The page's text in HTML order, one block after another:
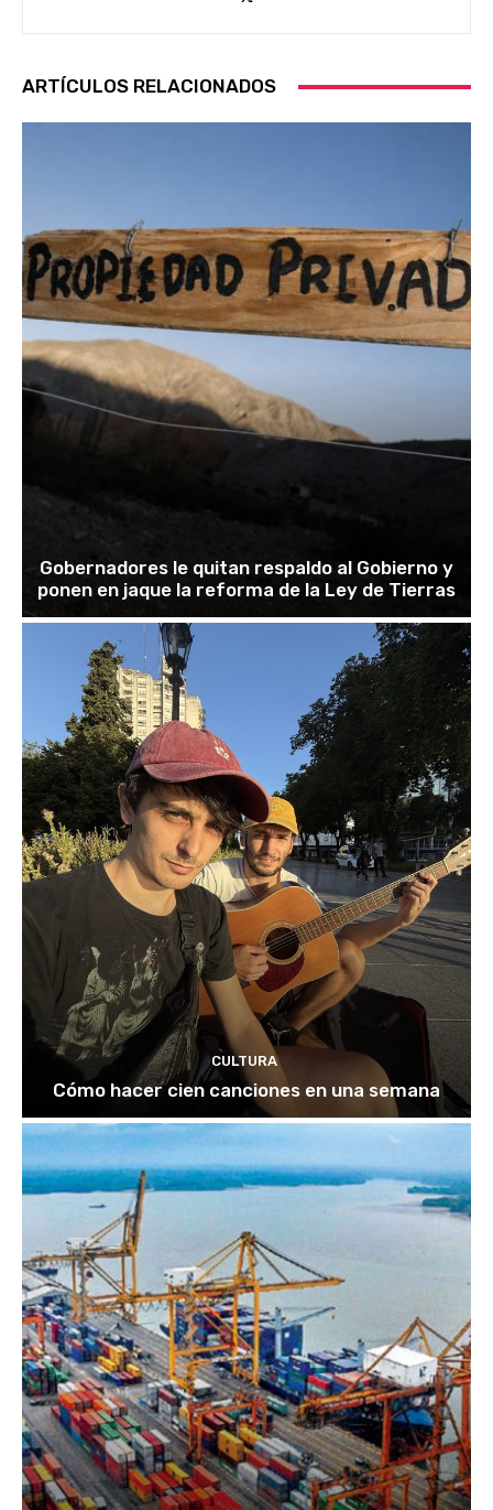
ARTÍCULOS RELACIONADOS
Gobernadores le quitan respaldo al Gobierno y
ponen en jaque la reforma de la Ley de Tierras
CULTURA
Cómo hacer cien canciones en una semana